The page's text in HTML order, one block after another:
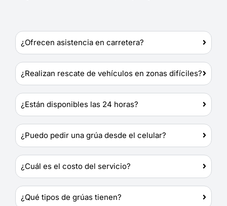
¿Ofrecen asistencia en carretera?
¿Realizan rescate de vehículos en zonas difíciles?
¿Están disponibles las 24 horas?
¿Puedo pedir una grúa desde el celular?
¿Cuál es el costo del servicio?
¿Qué tipos de grúas tienen?